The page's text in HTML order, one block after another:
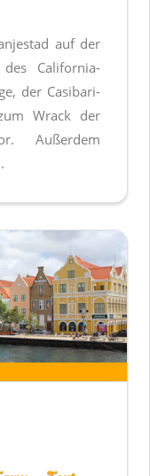
auf der
California-
der Casibari-
Wrack der
Außerdem